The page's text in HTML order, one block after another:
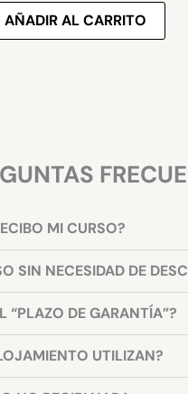
AÑADIR AL CARRITO
MI CURSO?
SIN NECESIDAD DE
“PLAZO DE GARANTÍA”?
UTILIZAN?